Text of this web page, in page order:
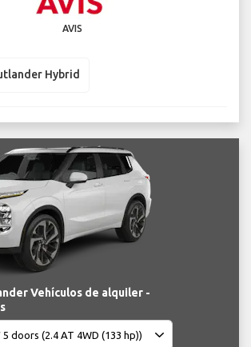
AVIS
Hybrid
Vehículos de alquiler -